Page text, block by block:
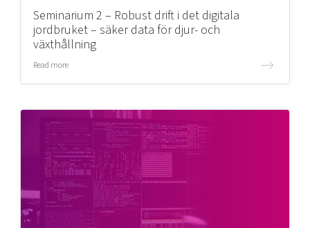
Seminarium 2 – Robust drift i det digitala
jordbruket – säker data för djur- och
växthållning
Read more